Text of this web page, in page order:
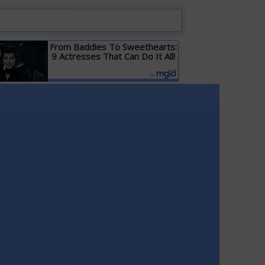
From Baddies To Sweethearts:
9 Actresses That Can Do It All!
Детальніше